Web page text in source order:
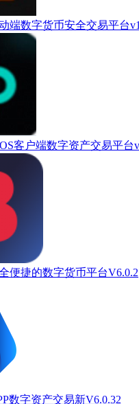
端数字货币安全交易平台
客户端数字资产交易平台
便捷的数字货币平台V6.0.2
数字资产交易新V6.0.32